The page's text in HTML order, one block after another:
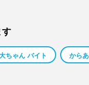
す
ちゃん バイト から